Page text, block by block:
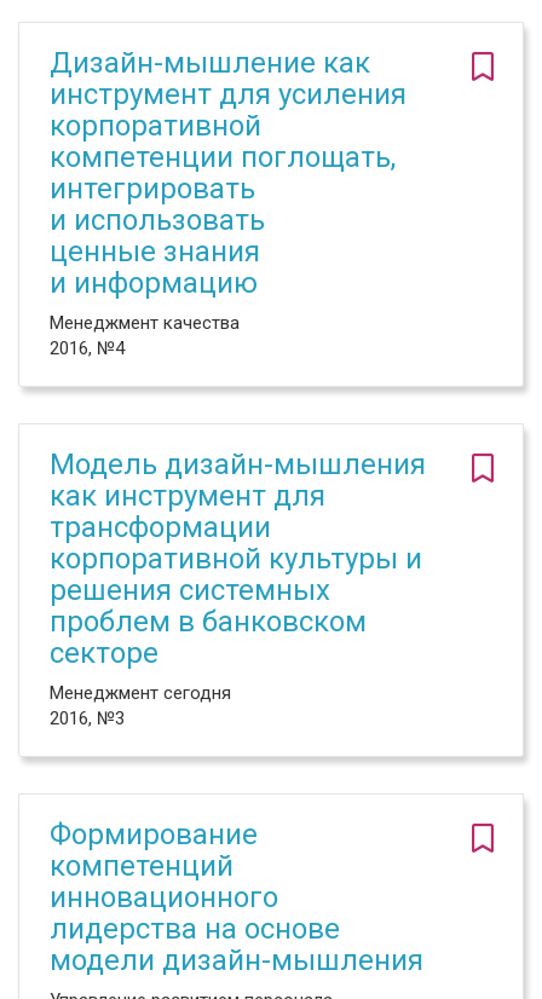
Дизайн-мышление как
инструмент для усиления
корпоративной
компетенции поглощать,
интегрировать
и использовать
ценные знания
и информацию
Менеджмент качества
2016, №4
Модель дизайн-мышления
как инструмент для
трансформации
корпоративной культуры и
решения системных
проблем в банковском
секторе
Менеджмент сегодня
2016, №3
Формирование
компетенций
инновационного
лидерства на основе
модели дизайн-мышления